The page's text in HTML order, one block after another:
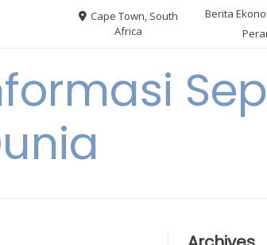
Cape Town, South
Africa
Berita